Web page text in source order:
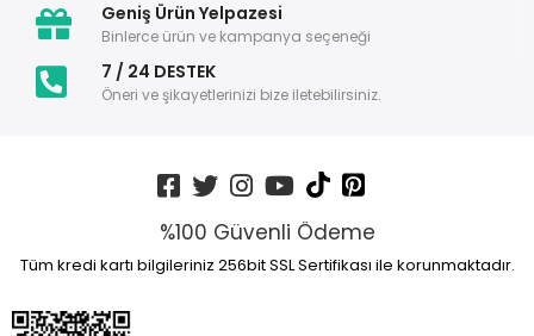
Geniş Ürün Yelpazesi
Binlerce ürün ve kampanya seçeneği
7 / 24 DESTEK
Öneri ve şikayetlerinizi bize iletebilirsiniz.
%100 Güvenli Ödeme
Tüm kredi kartı bilgileriniz 256bit SSL Sertifikası ile korunmaktadır.